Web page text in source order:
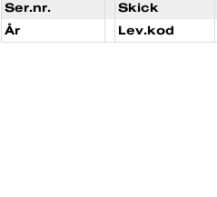
Ser.nr.
Skick
År
Lev.kod